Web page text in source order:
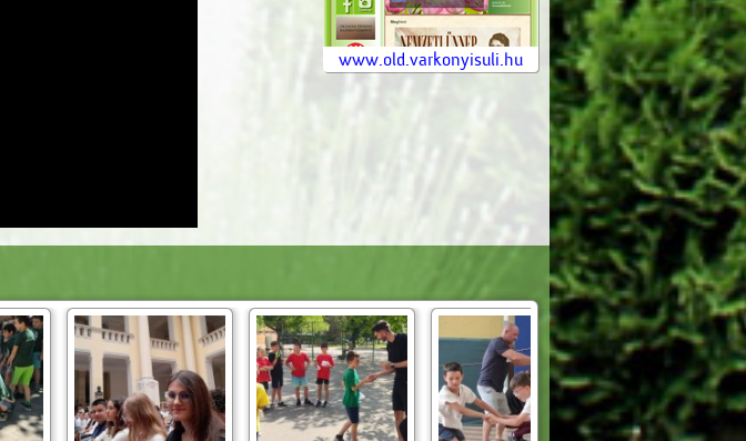
www.old.varkonyisuli.hu